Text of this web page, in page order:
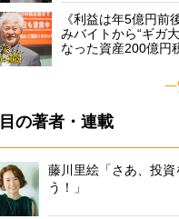
《利益は年5億円前
みバイトから“ギガ
なった資産200億円
の著者・連載
藤川里絵「さあ、投資
う！」